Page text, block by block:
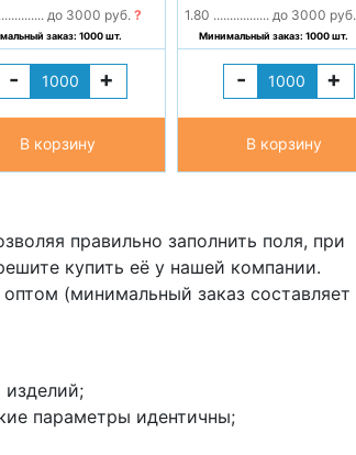
до 3000 руб.?
заказ: 1000 шт.
- +
В корзину
1.80 ................. до 3000 руб.
Минимальный заказ: 1000 шт.
- +
В корзину
правильно заполнить поля, при
купить её у нашей компании.
(минимальный заказ составляет
параметры идентичны;